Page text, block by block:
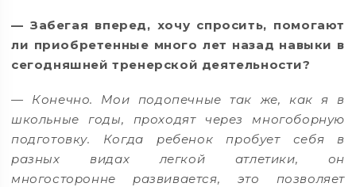
— Забегая вперед, хочу спросить, помогают
ли приобретенные много лет назад навыки в
сегодняшней тренерской деятельности?
— Конечно. Мои подопечные так же, как я в
школьные годы, проходят через многоборную
подготовку. Когда ребенок пробует себя в
разных видах легкой атлетики, он
многосторонне развивается, это позволяет